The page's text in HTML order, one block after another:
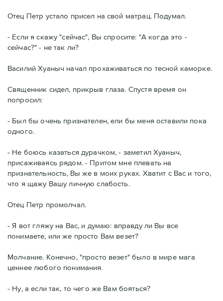
Отец Петр устало присел на свой матрац. Подумал.
- Если я скажу "сейчас", Вы спросите: "А когда это -
сейчас?" - не так ли?
Василий Хуаныч начал прохаживаться по тесной каморке.
Священник сидел, прикрыв глаза. Спустя время он
попросил:
- Был бы очень признателен, ели бы меня оставили пока
одного.
- Не боюсь казаться дурачком, - заметил Хуаныч,
присаживаясь рядом. - Притом мне плевать на
признательность, Вы же в моих руках. Хватит с Вас и того,
что я щажу Вашу личную слабость.
Отец Петр промолчал.
- Я вот гляжу на Вас, и думаю: вправду ли Вы все
понимаете, или же просто Вам везет?
Молчание. Конечно, "просто везет" было в мире мага
ценнее любого понимания.
- Ну, а если так, то чего же Вам бояться?